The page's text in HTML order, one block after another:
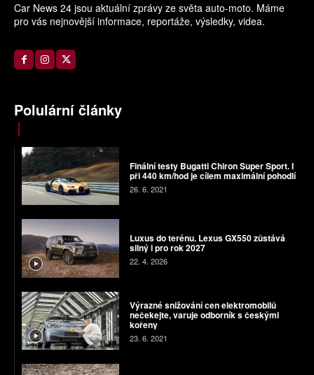
Car News 24 jsou aktuální zprávy ze světa auto-moto. Máme
pro vás nejnovější informace, reportáže, výsledky, videa.
Polulární články
Finální testy Bugatti Chiron Super Sport. I
při 440 km/hod je cílem maximální pohodlí
26. 6. 2021
Luxus do terénu. Lexus GX550 zůstává
silný i pro rok 2027
22. 4. 2026
Výrazné snižování cen elektromobilů
nečekejte, varuje odborník s českými
kořeny
23. 6. 2021